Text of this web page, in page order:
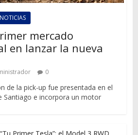
NOTICIAS
mercado
en lanzar la nueva
0
de la pick-up fue presentada en el
Santiago e incorpora un motor
“Tu Primer Tesla”: el Model 3 RWD